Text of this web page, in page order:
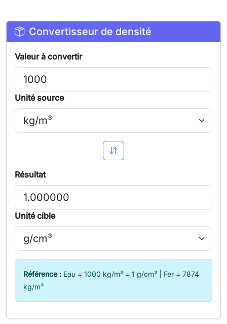
Convertisseur de densité
Valeur à convertir
Unité source
Résultat
Unité cible
Référence : Eau = 1000 kg/m³ = 1 g/cm³ | Fer = 7874
kg/m³